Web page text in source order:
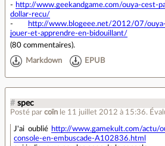
- http://www.geekandgame.com/ouya-cest-
dollar-recu/
-
http://www.blogeee.net/2012/07/
jouer-et-apprendre-en-bidouillant/
(80 commentaires).
Markdown EPUB
# spec
Posté par coïn le 11 juillet 2012 à 15:36.
J'ai oublié http://www.gamekult.com/actu/
console-en-embuscade-A102836.html